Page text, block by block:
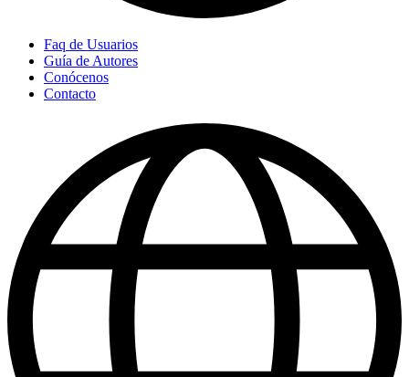
Faq de Usuarios
Guía de Autores
Conócenos
Contacto